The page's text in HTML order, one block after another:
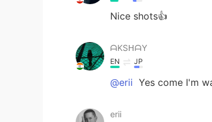
Nice shots👍
ᗩKSᕼᗩY
EN JP
@erii Yes come I'm
erii